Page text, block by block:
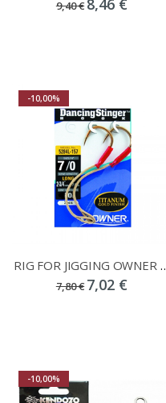
9,40 € 8,46 €
-10,00%
RIG FOR JIGGING
7,80 € 7,02 €
-10,00%